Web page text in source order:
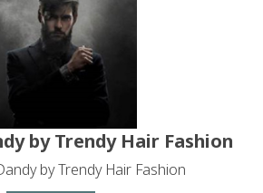
by Trendy Hair Fashion
by Trendy Hair Fashion